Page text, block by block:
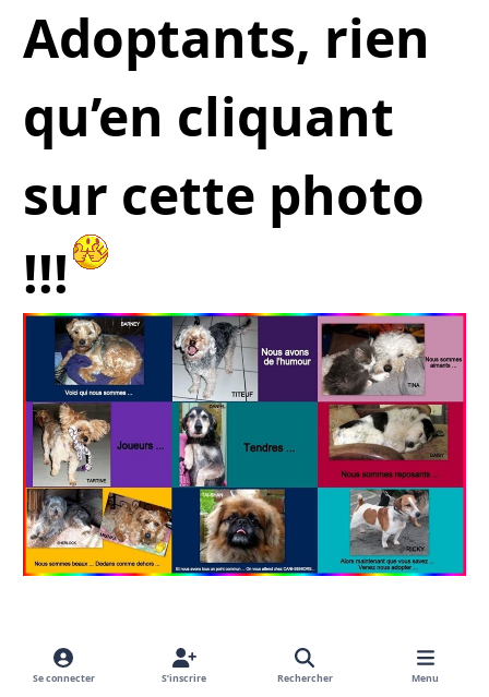
Adoptants, rien
qu’en cliquant
sur cette photo
!!!
& n'oubliez pas
Se connecter S’inscrire Rechercher Menu